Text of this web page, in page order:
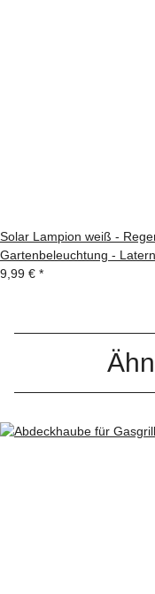
Solar Lampion weiß -
Gartenbeleuchtung -
9,99 € *